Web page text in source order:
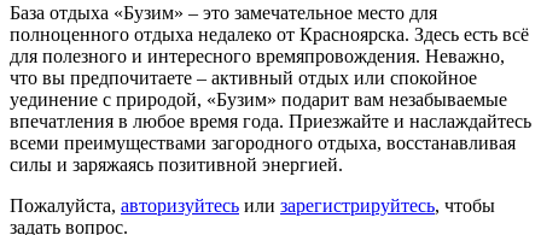
База отдыха «Бузим» – это замечательное место для
полноценного отдыха недалеко от Красноярска. Здесь есть всё
для полезного и интересного времяпровождения. Неважно,
что вы предпочитаете – активный отдых или спокойное
уединение с природой, «Бузим» подарит вам незабываемые
впечатления в любое время года. Приезжайте и наслаждайтесь
всеми преимуществами загородного отдыха, восстанавливая
силы и заряжаясь позитивной энергией.
Пожалуйста, авторизуйтесь или зарегистрируйтесь, чтобы
задать вопрос.